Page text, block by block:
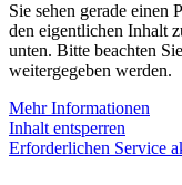
Sie sehen gerade einen
den eigentlichen Inhalt
unten. Bitte beachten
weitergegeben werden.
Mehr Informationen
Inhalt entsperren
Erforderlichen Service